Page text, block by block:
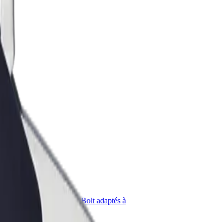
Bolt for Business
Produits et services Bolt adaptés à
votre entreprise